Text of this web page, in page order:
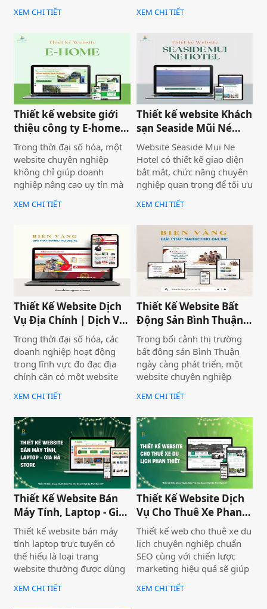
bàn giao dự án thiết kế
website Mira Tour Mũi Né –
du lịch và thuê xe
XEM CHI TIẾT
cập vào website giúp truyền
tải thông tin hiệu quả. Với
màu xanh dương và đỏ làm
nổi bật lên những nội dung
chính của website.
XEM CHI TIẾT
Thiết kế website giới
thiệu công ty E-home
Bình Thuận
Trong thời đại số hóa, một
website chuyên nghiệp
không chỉ giúp doanh
nghiệp nâng cao uy tín mà
còn là công cụ tiếp cận
khách hàng hiệu quả. Dịch
thiệu công ty mang đến giải
pháp tối ưu, giúp doanh
nghiệp thể hiện thương
hiệu một cách ấn tượng và
chuyên nghiệp trên môi
XEM CHI TIẾT
Thiết kế website Khách
sạn Seaside Mũi Né
chuyên nghiệp
Website Seaside Mui Ne
Hotel có thiết kế giao diện
bắt mắt, chức năng chuyên
nghiệp quan trọng để tối ưu
trải nghiệm người dùng và
hỗ trợ hoạt động kinh
website chuyên nghiệp
không chỉ giúp bạn tiếp cận
nhiều khách hàng hơn mà
còn nâng cao uy tín thương
hiệu, tạo lợi thế cạnh tranh
trên thị trường.
XEM CHI TIẾT
Thiết Kế Website Dịch
Vụ Địa Chính | Dịch Vụ
Địa Chính Toàn Quốc
Trong thời đại số hóa, các
doanh nghiệp hoạt động
trong lĩnh vực đo đạc địa
chính cần có một website
chuyên nghiệp để nâng cao
uy tín và thu hút khách
Vàng cung cấp giải pháp
thiết kế website đo đạc địa
chính với giao diện hiện đại,
chuẩn SEO và đầy đủ chức
năng phục vụ doanh
nghiệp.
XEM CHI TIẾT
Thiết Kế Website Bất
Động Sản Bình Thuận
Land
Trong bối cảnh thị trường
bất động sản Bình Thuận
ngày càng phát triển, một
website chuyên nghiệp
không chỉ giúp doanh
nghiệp nâng cao thương
hàng tiềm năng. Thiết Kế
Website Biển Vàng mang
đến giải pháp tối ưu cho
Bình Thuận Land, giúp
doanh nghiệp tiếp cận
khách hàng nhanh chóng,
chuyên nghiệp và hiệu quả.
XEM CHI TIẾT
Thiết Kế Website Bán
Máy Tính, Laptop - Gia
Hà Store
Thiết kế website bán máy
tính laptop trực tuyến có
thể hiểu là loại trang
website thường được dùng
để trưng bày và bán các sản
phẩm laptop đa dạng về
XEM CHI TIẾT
Thiết Kế Website Dịch
Vụ Cho Thuê Xe Phan
Thiết
Thiết kế web cho thuê xe du
lịch chuyên nghiệp chuẩn
SEO cùng với chiến lược
marketing hiệu quả sẽ giúp
doanh nghiệp của bạn gia
tăng doanh số bán hàng
XEM CHI TIẾT